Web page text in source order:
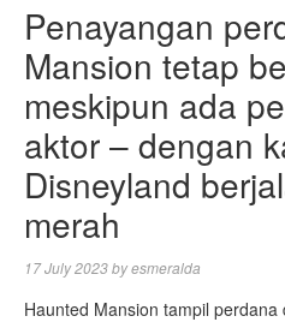
Penayangan
Mansion tetap
meskipun ada
aktor – dengan
Disneyland
merah
17 July 2023byesmeralda
Haunted Mansion tampil